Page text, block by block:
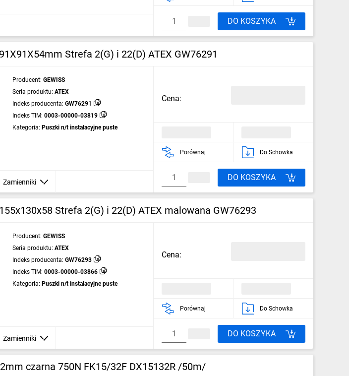
DO KOSZYKA
Strefa 2(G) i 22(D) ATEX GW76291
Producent: GEWISS
Seria produktu: ATEX
Indeks producenta: GW76291
Indeks TIM: 0003-00000-03819
Kategoria: Puszki n/t instalacyjne puste
Zamienniki
Cena:
Porównaj Do Schowka
DO KOSZYKA
Strefa 2(G) i 22(D) ATEX malowana GW76293
Producent: GEWISS
Seria produktu: ATEX
Indeks producenta: GW76293
Indeks TIM: 0003-00000-03866
Kategoria: Puszki n/t instalacyjne puste
Zamienniki
Cena:
Porównaj Do Schowka
DO KOSZYKA
czarna 750N FK15/32F DX15132R /50m/